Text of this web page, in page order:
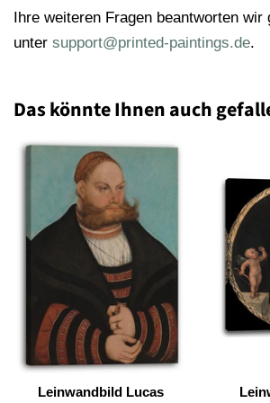
Ihre weiteren Fragen beantworten wir
unter support@printed-paintings.de.
Das könnte Ihnen auch
Leinwandbild Lucas